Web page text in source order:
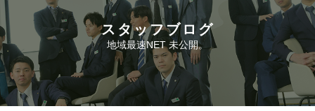
スタッフブログ
地域最速NET 未公開。